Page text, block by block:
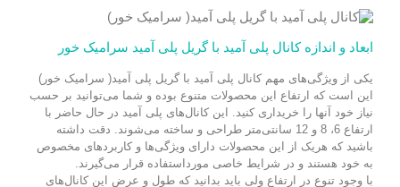
ابعاد و اندازه کانال پلی آمید با گریل پلی آمید سرامیک خور
یکی از ویژگی‌های مهم کانال پلی آمید با گریل پلی آمید( سرامیک خور)
این است که ارتفاع این محصولات متنوع بوده و شما می‌توانید بر حسب
نیاز خود آنها را خریداری کنید. این کانال‌های پلی آمید در حال حاضر با
ارتفاع 6، 8 و 12 سانتی‌متر طراحی و ساخته می‌شوند. دقت داشته
باشید که هریک از این محصولات دارای ویژگی‌ها و کاربردهای مخصوص
به خود هستند و در شرایط خاصی مورداستفاده قرار می‌گیرند.
با وجود تنوع در ارتفاع ولی باید بدانید که طول و عرض این کانال‌های